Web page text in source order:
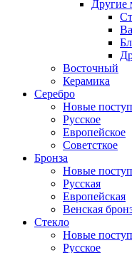
Другие
Восточный
Керамика
Серебро
Новые
Русское
Европейское
Советсткое
Бронза
Новые
Русская
Европейская
Венская
Стекло
Новые
Русское